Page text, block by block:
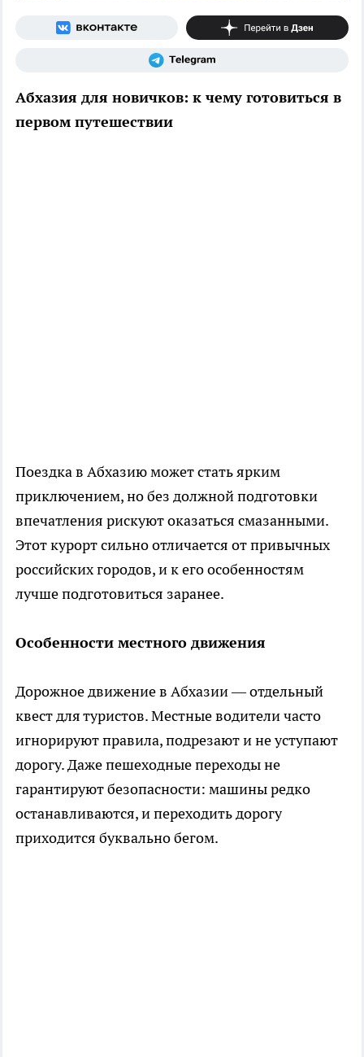
Абхазия для новичков: к чему готовиться в
первом путешествии
Поездка в Абхазию может стать ярким
приключением, но без должной подготовки
впечатления рискуют оказаться смазанными.
Этот курорт сильно отличается от привычных
российских городов, и к его особенностям
лучше подготовиться заранее.
Особенности местного движения
Дорожное движение в Абхазии — отдельный
квест для туристов. Местные водители часто
игнорируют правила, подрезают и не уступают
дорогу. Даже пешеходные переходы не
гарантируют безопасности: машины редко
останавливаются, и переходить дорогу
приходится буквально бегом.